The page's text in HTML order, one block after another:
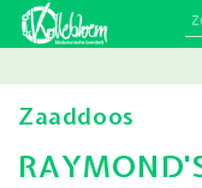
Skip
Zaaddoos